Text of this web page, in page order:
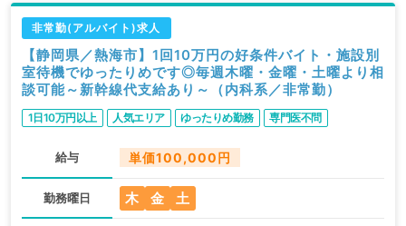
非常勤(アルバイト)求人
【静岡県／熱海市】1回10万円の好条件バイト・施設別
室待機でゆったりめです◎毎週木曜・金曜・土曜より相
談可能～新幹線代支給あり～（内科系／非常勤）
1日10万円以上 人気エリア ゆったりめ勤務 専門医不問
給与 単価100,000円
勤務曜日 木 金 土